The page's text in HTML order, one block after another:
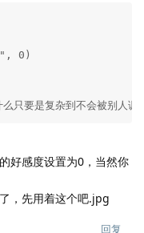
", 0)
只要是复杂到不会被别
好感度设置为0，当然你
，先用着这个吧.jpg
回复